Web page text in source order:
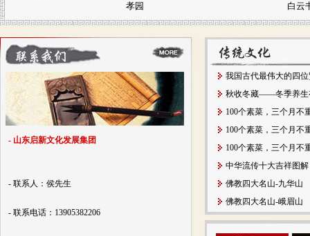
白云书院宣
- 山东启新文化发展集团
- 联系人：侯先生
- 联系电话：13905382206
我国古代最伟大的四
秋收冬藏——冬季养生
100个素菜，三个月不
100个素菜，三个月不
100个素菜，三个月不
中华流传十大吉祥图解
佛教四大名山-九华山
佛教四大名山-峨眉山